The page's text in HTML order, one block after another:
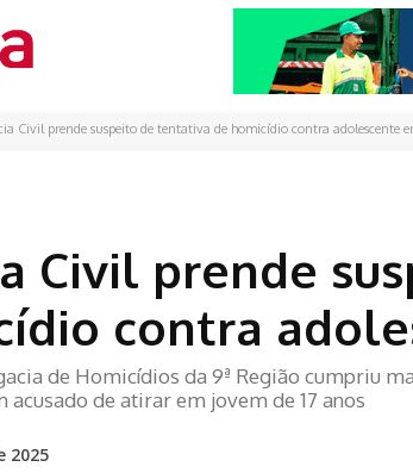
Civil prende suspeito de tentativa de homicídio contra adolescente
Civil prende
contra
de Homicídios da 9ª Região cumpriu
acusado de atirar em jovem de 17 anos
2025